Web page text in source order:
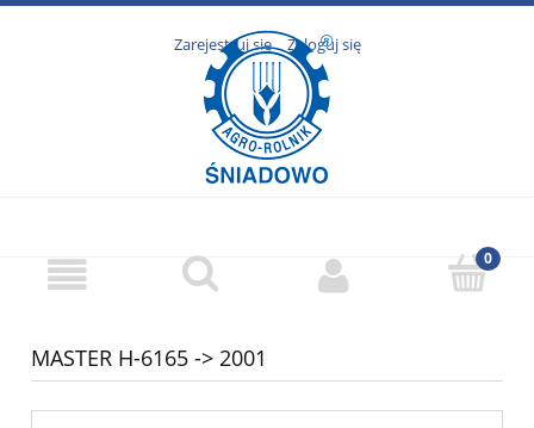
Zarejestruj się Zaloguj się
MASTER H-6165 -> 2001